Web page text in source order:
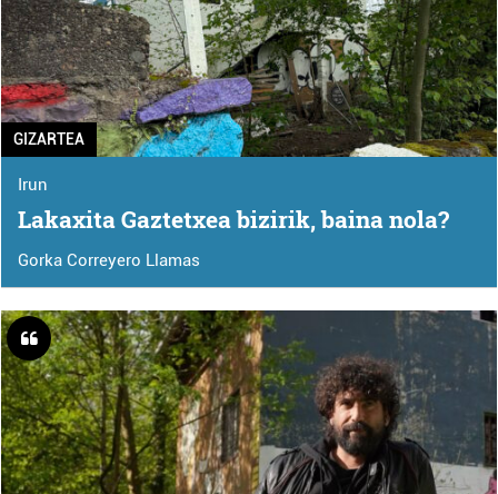
GIZARTEA
Irun
Lakaxita Gaztetxea bizirik, baina nola?
Gorka Correyero Llamas